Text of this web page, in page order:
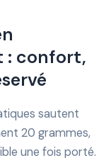
: confort,
sautent
20 grammes,
une fois porté.